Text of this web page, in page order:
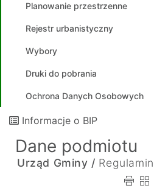
Planowanie przestrzenne
Rejestr urbanistyczny
Wybory
Druki do pobrania
Ochrona Danych Osobowych
Informacje o BIP
Dane podmiotu
Urząd Gminy /